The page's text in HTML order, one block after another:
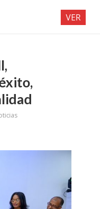
VER